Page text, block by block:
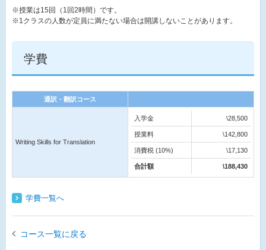
※授業は15回（1回2時間）です。
※1クラスの人数が定員に満たない場合は開講しないことがあります。
学費
通訳・翻訳コース
Writing Skills for Translation
入学金 \28,500
授業料 \142,800
消費税 (10%) \17,130
合計額 \188,430
学費一覧へ
コース一覧に戻る